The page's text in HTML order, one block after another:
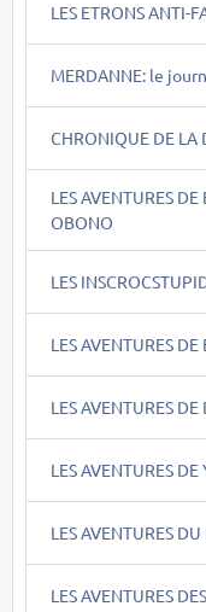
LES ETRONS ANTI-
MERDANNE: le
CHRONIQUE DE LA
LES AVENTURES
OBONO
LES
LES AVENTURES DE
LES AVENTURES
LES AVENTURES
LES AVENTURES
LES AVENTURES